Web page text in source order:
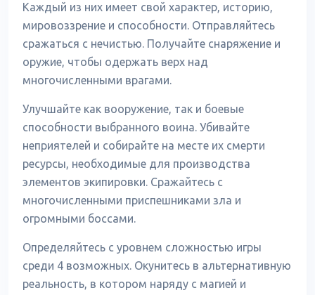
Каждый из них имеет свой характер, историю,
мировоззрение и способности. Отправляйтесь
сражаться с нечистью. Получайте снаряжение и
оружие, чтобы одержать верх над
многочисленными врагами.
Улучшайте как вооружение, так и боевые
способности выбранного воина. Убивайте
неприятелей и собирайте на месте их смерти
ресурсы, необходимые для производства
элементов экипировки. Сражайтесь с
многочисленными приспешниками зла и
огромными боссами.
Определяйтесь с уровнем сложностью игры
среди 4 возможных. Окунитесь в альтернативную
реальность, в котором наряду с магией и